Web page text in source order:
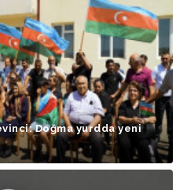
Doğma yurdda yeni